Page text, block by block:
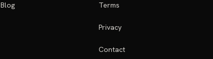
Blog Terms
Privacy
Contact